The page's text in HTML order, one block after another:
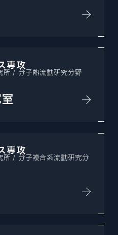
専攻
所 / 分子熱流動研究分野
専攻
所 / 分子複合系流動研究分